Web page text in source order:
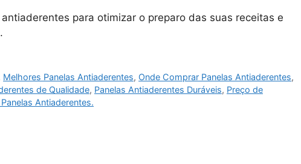
para otimizar o preparo das suas receitas e
Melhores Panelas Antiaderentes, Onde Comprar Panelas Antiaderentes,
de Qualidade, Panelas Antiaderentes Duráveis, Preço de
Antiaderentes.